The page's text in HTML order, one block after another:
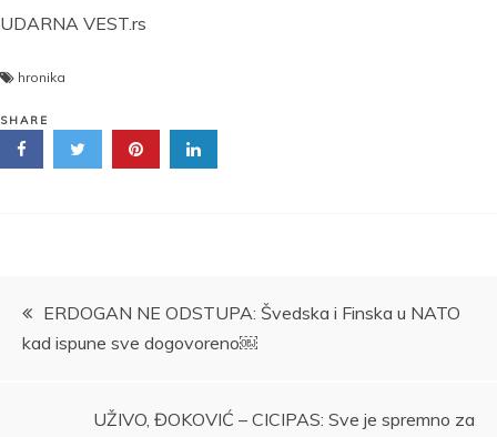
UDARNA VEST.rs
hronika
SHARE
Kretanje
članka
ERDOGAN NE ODSTUPA: Švedska i Finska u NATO
kad ispune sve dogovoreno￼
UŽIVO, ĐOKOVIĆ – CICIPAS: Sve je spremno za